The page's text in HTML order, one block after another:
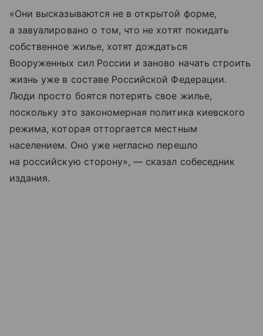
«Они высказываются не в открытой форме,
а завуалировано о том, что не хотят покидать
собственное жилье, хотят дождаться
Вооруженных сил России и заново начать строить
жизнь уже в составе Российской Федерации.
Люди просто боятся потерять свое жилье,
поскольку это закономерная политика киевского
режима, которая отторгается местным
населением. Оно уже негласно перешло
на российскую сторону», — сказал собеседник
издания.